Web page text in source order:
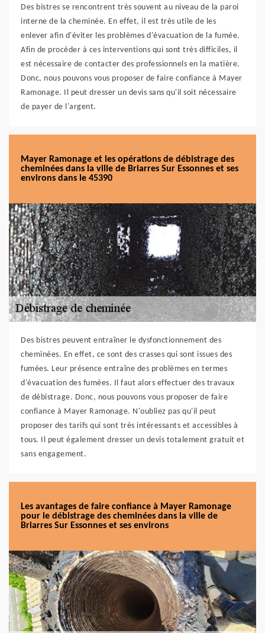
Des bistres se rencontrent très souvent au niveau de la paroi
interne de la cheminée. En effet, il est très utile de les
enlever afin d'éviter les problèmes d'évacuation de la fumée.
Afin de procéder à ces interventions qui sont très difficiles, il
est nécessaire de contacter des professionnels en la matière.
Donc, nous pouvons vous proposer de faire confiance à Mayer
Ramonage. Il peut dresser un devis sans qu'il soit nécessaire
de payer de l'argent.
Mayer Ramonage et les opérations de débistrage des
cheminées dans la ville de Briarres Sur Essonnes et ses
environs dans le 45390
Des bistres peuvent entraîner le dysfonctionnement des
cheminées. En effet, ce sont des crasses qui sont issues des
fumées. Leur présence entraîne des problèmes en termes
d'évacuation des fumées. Il faut alors effectuer des travaux
de débistrage. Donc, nous pouvons vous proposer de faire
confiance à Mayer Ramonage. N'oubliez pas qu'il peut
proposer des tarifs qui sont très intéressants et accessibles à
tous. Il peut également dresser un devis totalement gratuit et
sans engagement.
Les avantages de faire confiance à Mayer Ramonage
pour le débistrage des cheminées dans la ville de
Briarres Sur Essonnes et ses environs